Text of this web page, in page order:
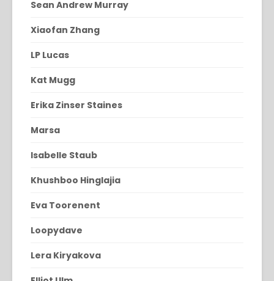
Sean Andrew Murray
Xiaofan Zhang
LP Lucas
Kat Mugg
Erika Zinser Staines
Marsa
Isabelle Staub
Khushboo Hinglajia
Eva Toorenent
Loopydave
Lera Kiryakova